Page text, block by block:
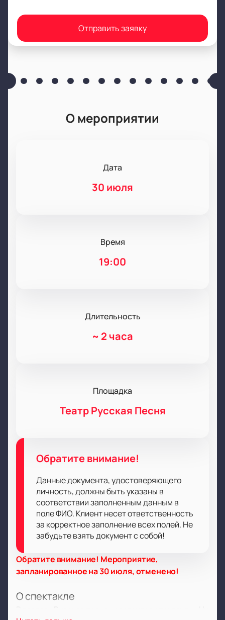
Отправить заявку
О мероприятии
Дата
30 июля
Время
19:00
Длительность
~ 2 часа
Площадка
Театр Русская Песня
Обратите внимание!
Данные документа, удостоверяющего
личность, должны быть указаны в
соответствии заполненным данным в
поле ФИО. Клиент несет ответственность
за корректное заполнение всех полей. Не
забудьте взять документ с собой!
Обратите внимание! Мероприятие,
запланированное на 30 июля, отменено!
О спектакле